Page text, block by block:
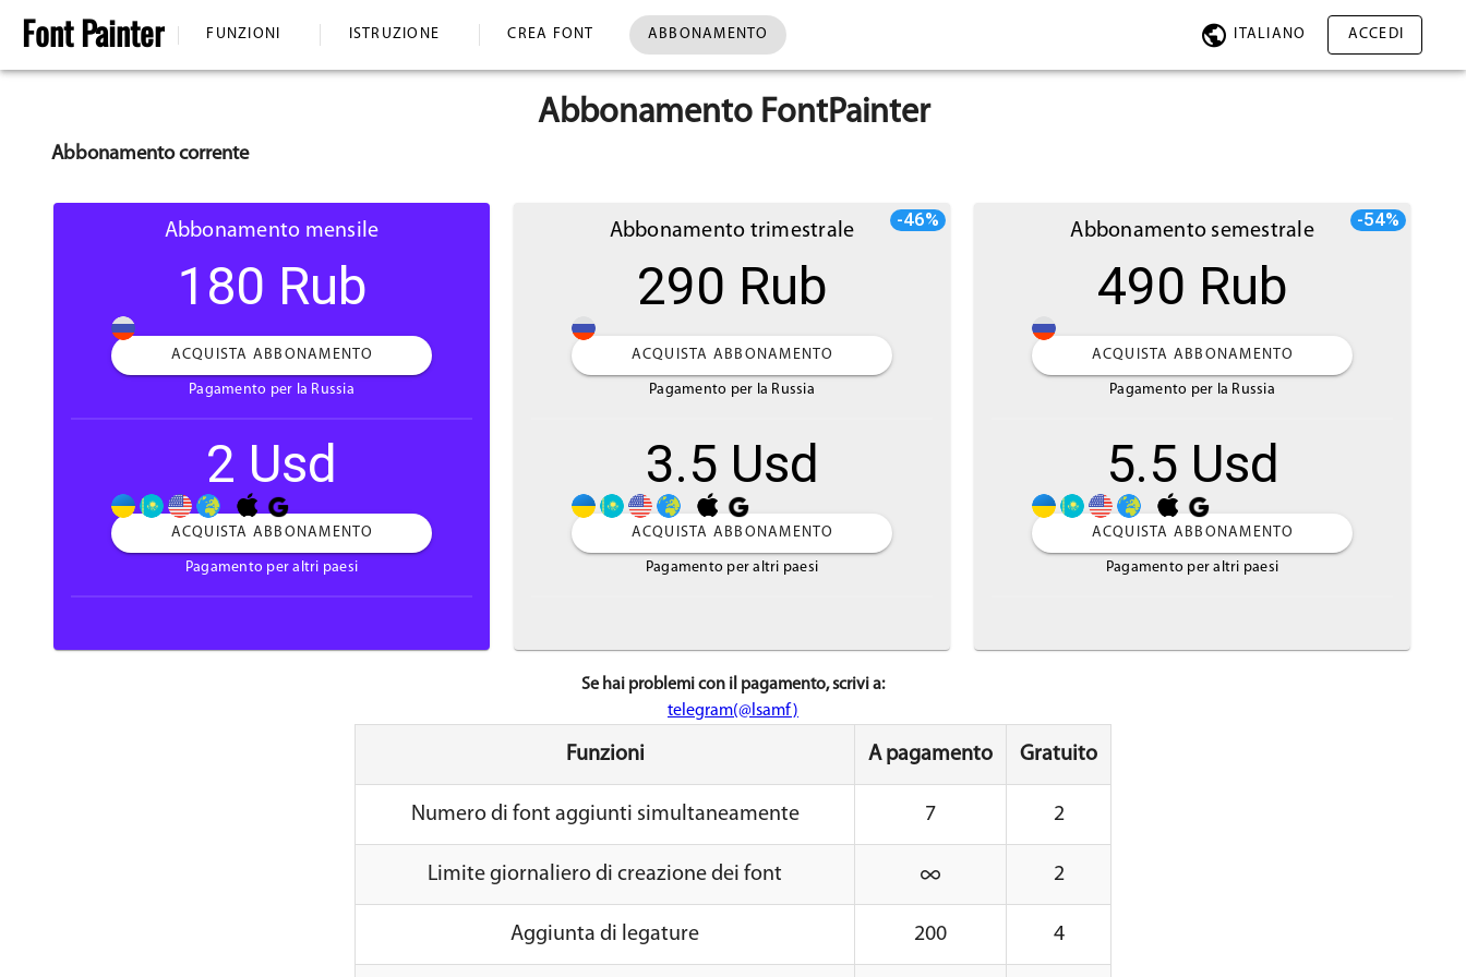
FontPainter FUNZIONI ISTRUZIONE CREA FONT ABBONAMENTO ITALIANO ACCEDI
Abbonamento FontPainter
Abbonamento corrente
Abbonamento mensile
180 Rub
ACQUISTA ABBONAMENTO
Pagamento per la Russia
2 Usd
ACQUISTA ABBONAMENTO
Pagamento per altri paesi
Abbonamento trimestrale
-46%
290 Rub
ACQUISTA ABBONAMENTO
Pagamento per la Russia
3.5 Usd
ACQUISTA ABBONAMENTO
Pagamento per altri paesi
Abbonamento semestrale
-54%
490 Rub
ACQUISTA ABBONAMENTO
Pagamento per la Russia
5.5 Usd
ACQUISTA ABBONAMENTO
Pagamento per altri paesi
Se hai problemi con il pagamento, scrivi a:
telegram(@lsamf)
Funzioni A pagamento Gratuito
Numero di font aggiunti simultaneamente 7 2
Limite giornaliero di creazione dei font 2
Aggiunta di legature 200 4